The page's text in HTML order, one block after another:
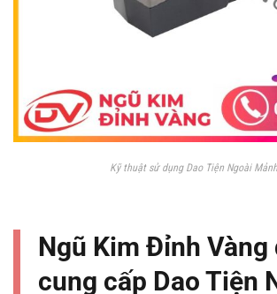
Kỹ thuật sử dụng Dao Tiện Ngoài
Ngũ Kim Đỉnh Vàng
cung cấp Dao Tiện